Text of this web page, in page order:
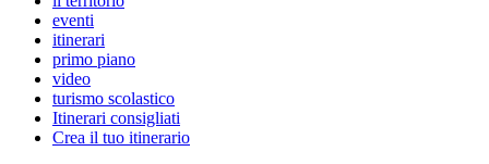
eventi
itinerari
primo piano
video
turismo scolastico
Itinerari consigliati
Crea il tuo itinerario